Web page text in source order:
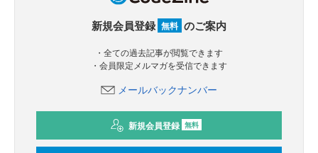
新規会員登録 無料 のご案内
・全ての過去記事が閲覧できます
・会員限定メルマガを受信できます
メールバックナンバー
新規会員登録 無料